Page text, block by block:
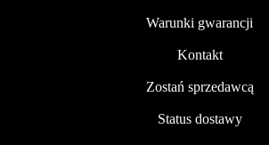
Warunki gwarancji
Kontakt
Zostań sprzedawcą
Status dostawy